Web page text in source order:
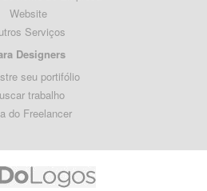
Website
Serviços
Designers
seu portifólio
trabalho
do Freelancer